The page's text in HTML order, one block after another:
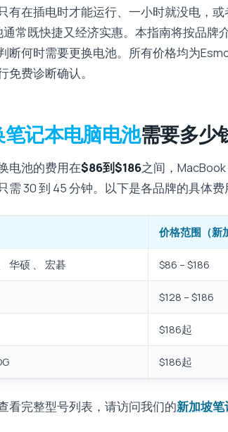
有在插电时才能运行、一小时就没电，
常既快捷又经济实惠。本指南将按品牌
断何时需要更换电池。所有价格均为
费诊断确认。
记本电脑电池需要多少
电池的费用在$86到$186之间，
需 30 到 45 分钟。以下是各品牌的具体费
价格范围（新
华硕 、 宏碁 $86 – $186
$128 – $186
$186起
$186起
看完整型号列表，请访问我们的新加坡